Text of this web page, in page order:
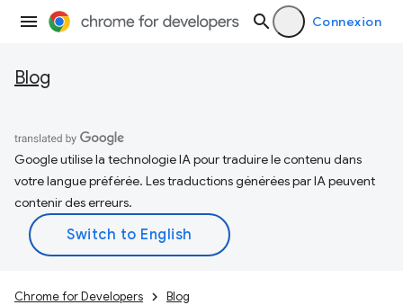
Connexion
Blog
Google utilise la technologie IA pour traduire le contenu dans
votre langue préférée. Les traductions générées par IA peuvent
contenir des erreurs.
Chrome for Developers Blog